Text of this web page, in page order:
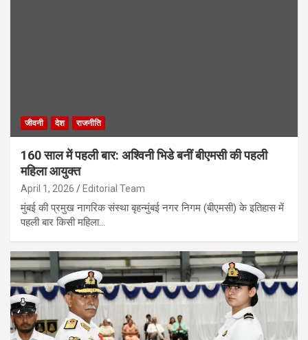
जीवनी देश राजनीति
160 साल में पहली बार: अश्विनी भिडे बनीं बीएमसी की पहली
महिला आयुक्त
April 1, 2026 Editorial Team
मुंबई की प्रमुख नागरिक संस्था बृहन्मुंबई नगर निगम (बीएमसी) के इतिहास में
पहली बार किसी महिला…